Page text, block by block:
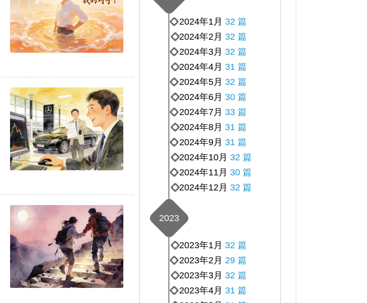
2024年12月 32 篇
2024年11月 30 篇
2024年10月 32 篇
2024年9月 31 篇
2024年8月 31 篇
2024年7月 33 篇
2024年6月 30 篇
2024年5月 32 篇
2024年4月 31 篇
2024年3月 32 篇
2024年2月 32 篇
2024年1月 32 篇
2023
2023年4月 31 篇
2023年3月 32 篇
2023年2月 29 篇
2023年1月 32 篇